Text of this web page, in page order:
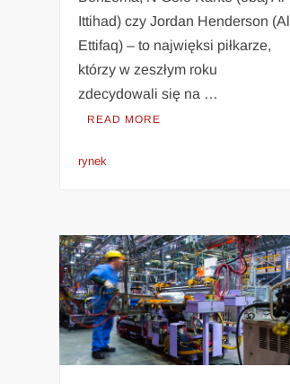
Ittihad) czy Jordan Henderson (Al
Ettifaq) – to najwięksi piłkarze,
którzy w zeszłym roku
zdecydowali się na …
READ MORE
rynek